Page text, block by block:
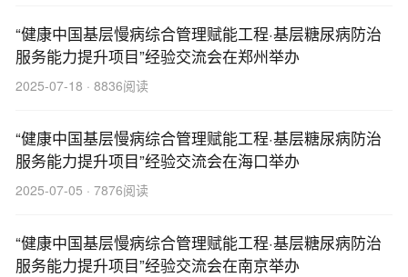
“健康中国基层慢病综合管理赋能工程·基层糖尿病防治
服务能力提升项目”经验交流会在郑州举办
2025-07-18 · 8836阅读
“健康中国基层慢病综合管理赋能工程·基层糖尿病防治
服务能力提升项目”经验交流会在海口举办
2025-07-05 · 7876阅读
“健康中国基层慢病综合管理赋能工程·基层糖尿病防治
服务能力提升项目”经验交流会在南京举办